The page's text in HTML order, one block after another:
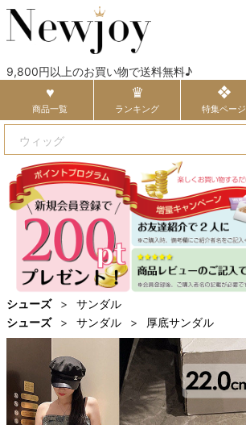
9,800円以上のお買い物で送料無料♪
商品一覧 ランキング 特集ページ
シューズ
サンダル
シューズ
サンダル 厚底サンダル